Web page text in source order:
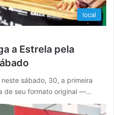
local
a Estrela pela
sábado, 30, a primeira
de seu formato original —…